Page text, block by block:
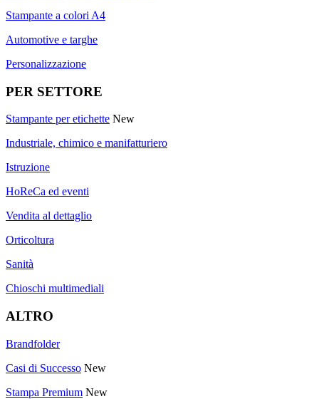
Stampante a colori A4
Automotive e targhe
Personalizzazione
PER SETTORE
Stampante per etichette New
Industriale, chimico e manifatturiero
Istruzione
HoReCa ed eventi
Vendita al dettaglio
Orticoltura
Sanità
Chioschi multimediali
ALTRO
Brandfolder
Casi di Successo New
Stampa Premium New